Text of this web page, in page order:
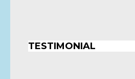
TESTIMONIAL